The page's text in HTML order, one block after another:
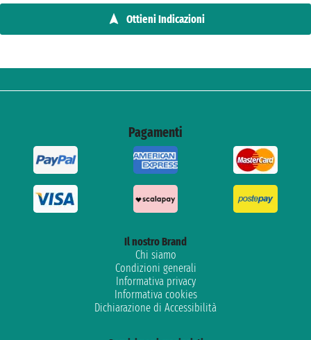
Ottieni Indicazioni
Pagamenti
Il nostro Brand
Chi siamo
Condizioni generali
Informativa privacy
Informativa cookies
Dichiarazione di Accessibilità